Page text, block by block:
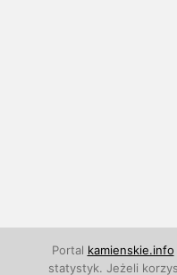
Portal kamienskie.info
statystyk. Jeżeli